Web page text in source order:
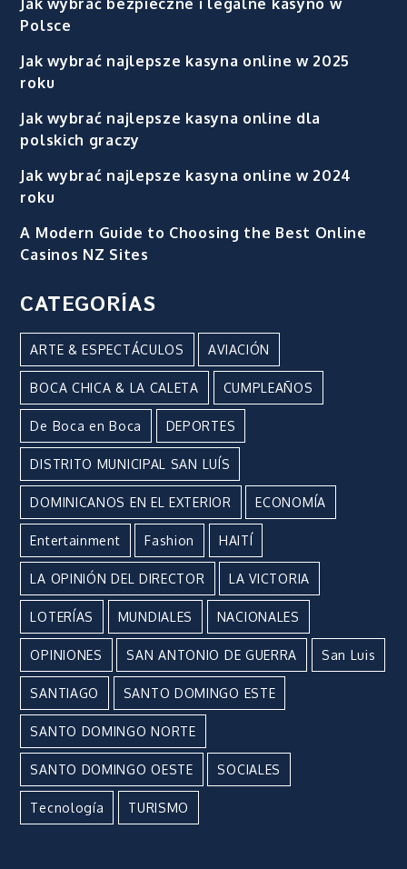
Polsce
Jak wybrać najlepsze kasyna online w 2025
roku
Jak wybrać najlepsze kasyna online dla
polskich graczy
Jak wybrać najlepsze kasyna online w 2024
roku
A Modern Guide to Choosing the Best Online
Casinos NZ Sites
CATEGORÍAS
ARTE & ESPECTÁCULOS AVIACIÓN
BOCA CHICA & LA CALETA CUMPLEAÑOS
De Boca en Boca DEPORTES
DISTRITO MUNICIPAL SAN LUÍS
DOMINICANOS EN EL EXTERIOR ECONOMÍA
Entertainment Fashion HAITÍ
LA OPINIÓN DEL DIRECTOR LA VICTORIA
LOTERÍAS MUNDIALES NACIONALES
OPINIONES SAN ANTONIO DE GUERRA San Luis
SANTIAGO SANTO DOMINGO ESTE
SANTO DOMINGO NORTE
SANTO DOMINGO OESTE SOCIALES
Tecnología TURISMO